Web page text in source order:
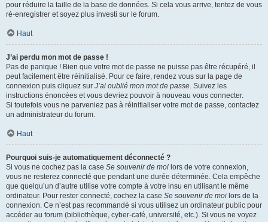
pour réduire la taille de la base de données. Si cela vous arrive, tentez de vous
ré-enregistrer et soyez plus investi sur le forum.
Haut
J’ai perdu mon mot de passe !
Pas de panique ! Bien que votre mot de passe ne puisse pas être récupéré, il
peut facilement être réinitialisé. Pour ce faire, rendez vous sur la page de
connexion puis cliquez sur J’ai oublié mon mot de passe. Suivez les
instructions énoncées et vous devriez pouvoir à nouveau vous connecter.
Si toutefois vous ne parveniez pas à réinitialiser votre mot de passe, contactez
un administrateur du forum.
Haut
Pourquoi suis-je automatiquement déconnecté ?
Si vous ne cochez pas la case Se souvenir de moi lors de votre connexion,
vous ne resterez connecté que pendant une durée déterminée. Cela empêche
que quelqu’un d’autre utilise votre compte à votre insu en utilisant le même
ordinateur. Pour rester connecté, cochez la case Se souvenir de moi lors de la
connexion. Ce n’est pas recommandé si vous utilisez un ordinateur public pour
accéder au forum (bibliothèque, cyber-café, université, etc.). Si vous ne voyez